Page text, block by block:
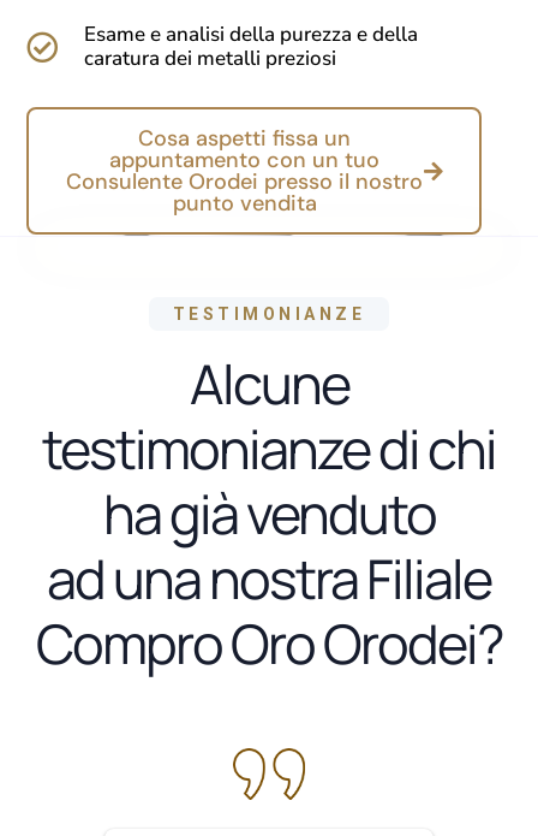
Esame e analisi della purezza e della
caratura dei metalli preziosi
Cosa aspetti fissa un
appuntamento con un tuo
Consulente Orodei presso il nostro
punto vendita
TESTIMONIANZE
Alcune
testimonianze di chi
ha già venduto
ad una nostra Filiale
Compro Oro Orodei?